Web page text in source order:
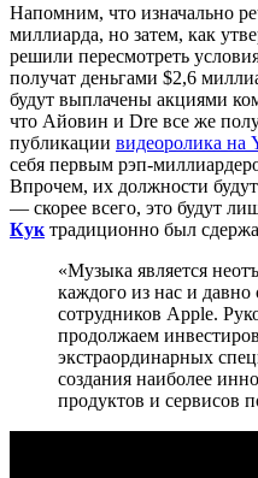
Напомним, что изначально
миллиарда, но затем, как
решили пересмотреть
получат деньгами $2,6
будут выплачены акциями
что Айовин и Dre все же
публикации видеоролика на
себя первым рэп-
Впрочем, их должности
— скорее всего, это будут
Кук традиционно был
«Музыка является
каждого из нас и давно
сотрудников Apple.
продолжаем
экстраординарных
создания наиболее
продуктов и сервисов